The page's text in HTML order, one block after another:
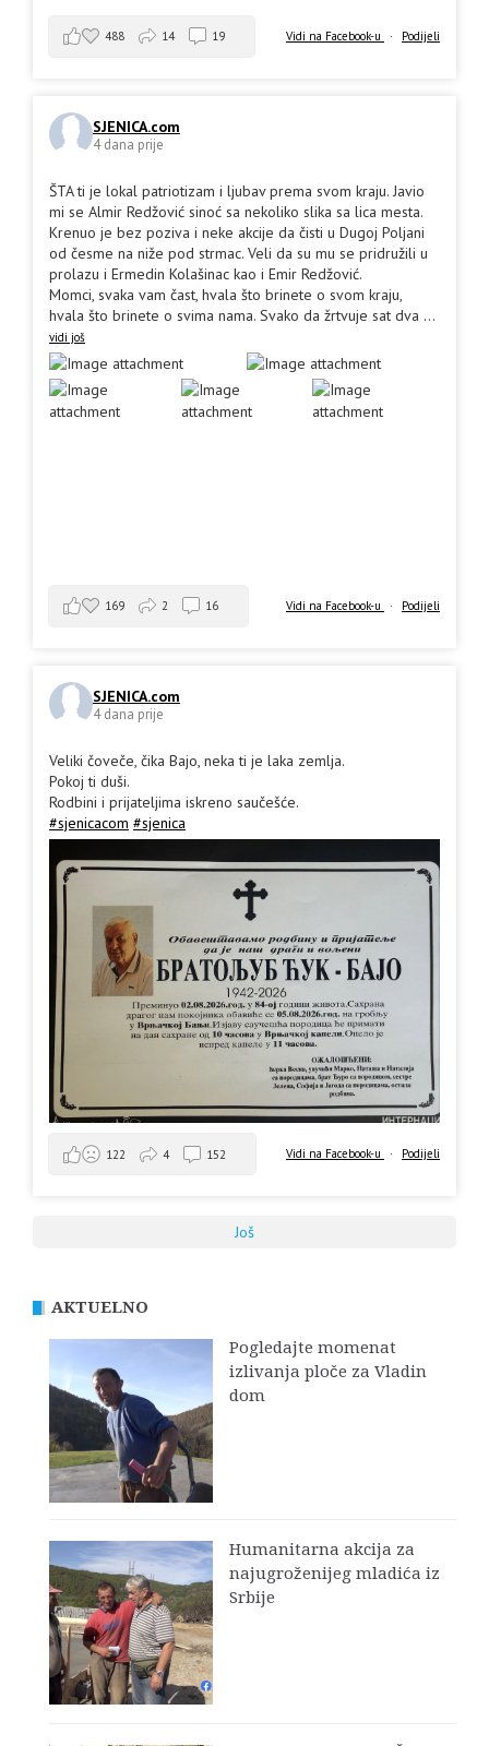
Vidi na Facebook-u · Podijeli
488 14 19
SJENICA.com
4 dana prije
ŠTA ti je lokal patriotizam i ljubav prema svom kraju. Javio
mi se Almir Redžović sinoć sa nekoliko slika sa lica mesta.
Krenuo je bez poziva i neke akcije da čisti u Dugoj Poljani
od česme na niže pod strmac. Veli da su mu se pridružili u
prolazu i Ermedin Kolašinac kao i Emir Redžović.
Momci, svaka vam čast, hvala što brinete o svom kraju,
hvala što brinete o svima nama. Svako da žrtvuje sat dva ...
vidi još
Vidi na Facebook-u · Podijeli
169 2 16
SJENICA.com
4 dana prije
Veliki čoveče, čika Bajo, neka ti je laka zemlja.
Pokoj ti duši.
Rodbini i prijateljima iskreno saučešće.
#sjenicacom #sjenica
Vidi na Facebook-u · Podijeli
122 4 152
Još
AKTUELNO
Pogledajte momenat
izlivanja ploče za Vladin
dom
Humanitarna akcija za
najugroženijeg mladića iz
Srbije